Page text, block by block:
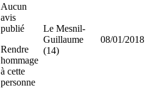
Aucun
avis
publié
Rendre
hommage
à cette
personne
Le Mesnil-
Guillaume
(14)
08/01/2018